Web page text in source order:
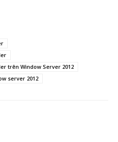
trên Window Server 2012
server 2012